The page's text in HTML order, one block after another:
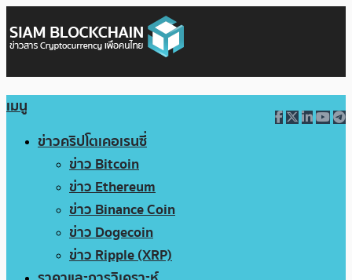
เมนู
ข่าวคริปโตเคอเรนซี่
ข่าว Bitcoin
ข่าว Ethereum
ข่าว Binance Coin
ข่าว Dogecoin
ข่าว Ripple (XRP)